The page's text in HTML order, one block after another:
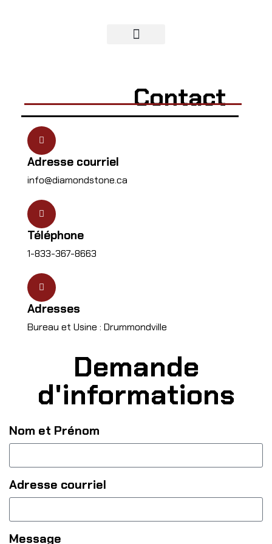
Contact
Adresse courriel
info@diamondstone.ca
Téléphone
1-833-367-8663
Adresses
Bureau et Usine : Drummondville
Demande
d'informations
Nom et Prénom
Adresse courriel
Message